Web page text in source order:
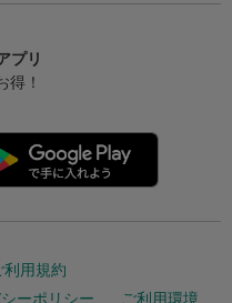
プリ
得！
利用規約
ーポリシー
ご利用環境